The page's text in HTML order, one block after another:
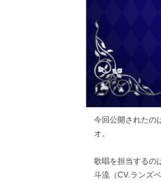
今回公開されたの
オ。
歌唱を担当するの
斗流（CV.ランズ